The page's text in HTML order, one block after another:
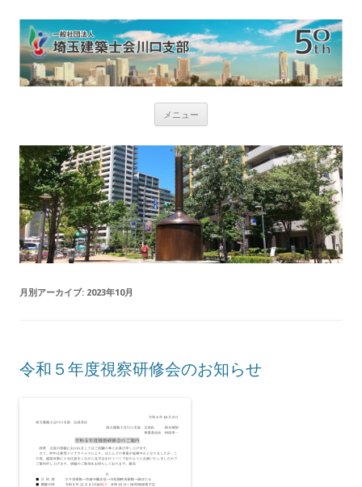
メニュー
ン
ツ
へ
ス
キ
ッ
プ
月別アーカイブ: 2023年10月
令和５年度視察研修会のお知らせ